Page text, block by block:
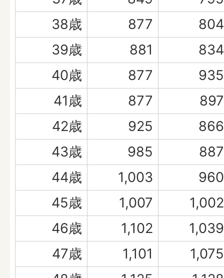
38歳
877
804
39歳
881
834
40歳
877
935
41歳
877
897
42歳
925
866
43歳
985
887
44歳
1,003
960
45歳
1,007
1,002
46歳
1,102
1,039
47歳
1,101
1,075